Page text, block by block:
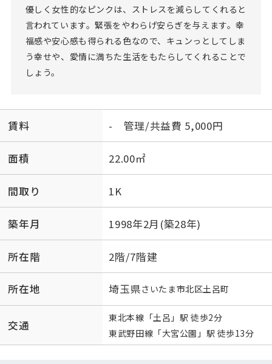
優しく女性的なピンクは、ストレスを減らしてくれると
言われています。緊張をやわらげ安らぎを与えます。幸
福感や安心感も得られる色なので、キュンっとしてしま
う幸せや、愛情に満ちた生活をもたらしてくれることで
しょう。
賃料 - 管理/共益費 5,000円
面積 22.00㎡
間取り 1K
築年月 1998年2月(築28年)
所在階 2階/7階建
所在地 埼玉県さいたま市北区土呂町
交通
東北本線 「土呂 」駅 徒歩2分
東武野田線 「大宮公園 」駅 徒歩13分